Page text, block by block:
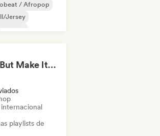
/ Afropop
Jersey
Boom Bap, But Make It Jazzy 🎷 Jazz Rap, Underground & Conscious Hip-Hop
internacional
playlists de